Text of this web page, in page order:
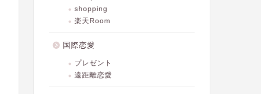
shopping
楽天Room
国際恋愛
プレゼント
遠距離恋愛